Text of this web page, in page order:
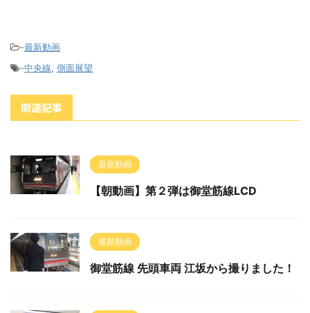
-最新動画
-中央線, 側面展望
関連記事
最新動画
【朝動画】第２弾は御堂筋線LCD
最新動画
御堂筋線 先頭車両 江坂から撮りました！